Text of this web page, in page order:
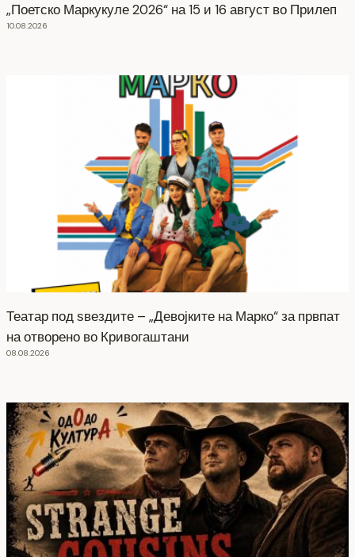
„Поетско Маркукуле 2026“ на 15 и 16 август во Прилеп
10.08.2026
Театар под ѕвездите – „Девојките на Марко“ за првпат
на отворено во Кривогаштани
08.08.2026